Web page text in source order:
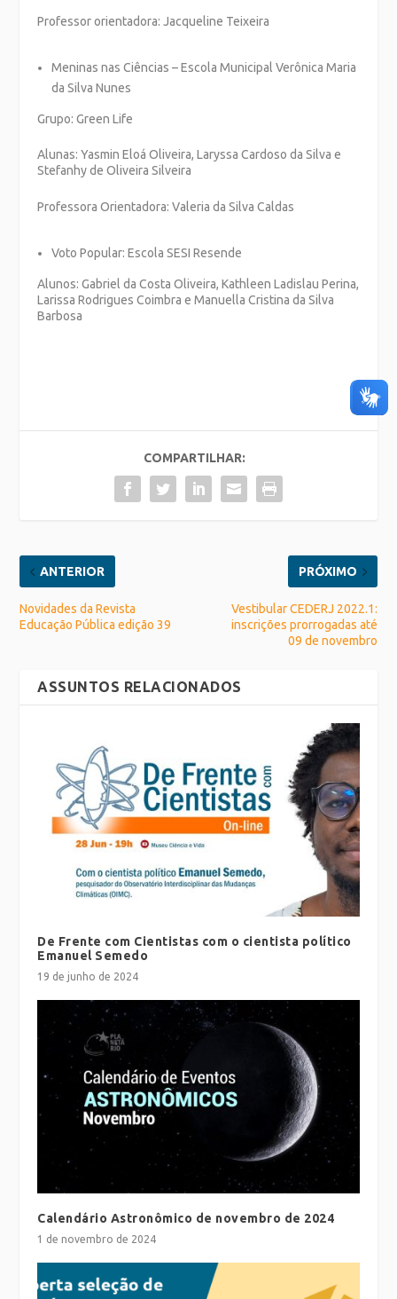
Professor orientadora: Jacqueline Teixeira
Meninas nas Ciências – Escola Municipal Verônica Maria
da Silva Nunes
Grupo: Green Life
Alunas: Yasmin Eloá Oliveira, Laryssa Cardoso da Silva e
Stefanhy de Oliveira Silveira
Professora Orientadora: Valeria da Silva Caldas
Voto Popular: Escola SESI Resende
Alunos: Gabriel da Costa Oliveira, Kathleen Ladislau Perina,
Larissa Rodrigues Coimbra e Manuella Cristina da Silva
Barbosa
COMPARTILHAR:
ANTERIOR
Novidades da Revista
Educação Pública edição 39
PRÓXIMO
Vestibular CEDERJ 2022.1:
inscrições prorrogadas até
09 de novembro
ASSUNTOS RELACIONADOS
De Frente com Cientistas com o cientista político
Emanuel Semedo
19 de junho de 2024
Calendário Astronômico de novembro de 2024
1 de novembro de 2024